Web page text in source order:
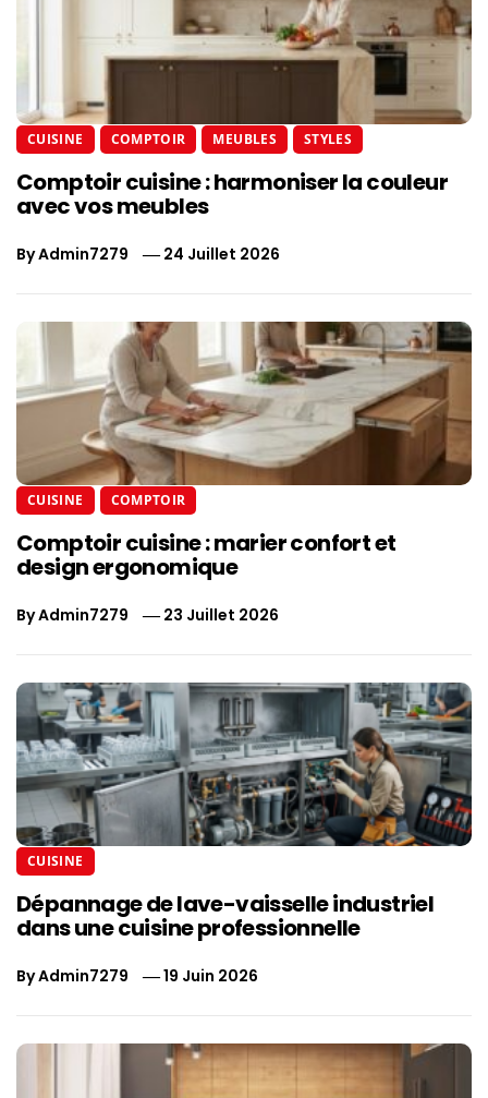
CUISINE COMPTOIR MEUBLES STYLES
Comptoir cuisine : harmoniser la couleur
avec vos meubles
ByAdmin7279 24 Juillet 2026
CUISINE COMPTOIR
Comptoir cuisine : marier confort et
design ergonomique
ByAdmin7279 23 Juillet 2026
CUISINE
Dépannage de lave-vaisselle industriel
dans une cuisine professionnelle
ByAdmin7279 19 Juin 2026